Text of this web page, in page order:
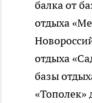
балка от
отдыха
отдыха
базы
«Тополек»